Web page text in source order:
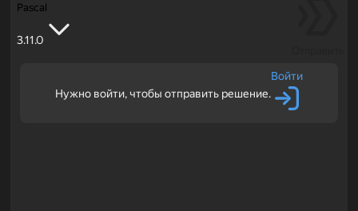
Pascal
3.11.0
Нужно войти, чтобы отправить решение.
Войти